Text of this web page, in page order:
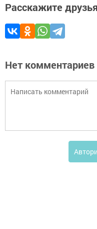
Расскажите
Нет комментариев